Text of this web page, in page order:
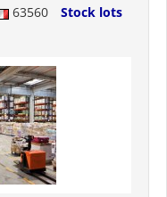
63560
Stock lots